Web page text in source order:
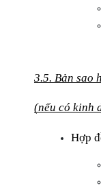
3.5. Bản sao
(nếu có kinh
Hợp